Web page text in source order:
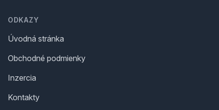
ODKAZY
Úvodná stránka
Obchodné podmienky
Inzercia
Kontakty